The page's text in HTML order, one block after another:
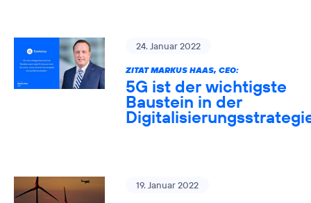
24. Januar 2022
ZITAT MARKUS HAAS, CEO:
5G ist der wichtigste
Baustein in der
19. Januar 2022